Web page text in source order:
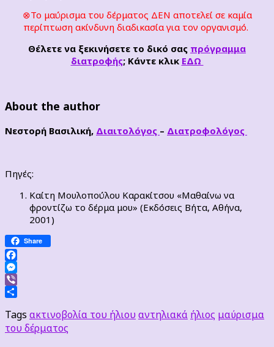
⊗Το μαύρισμα του δέρματος ΔΕΝ αποτελεί σε καμία
περίπτωση ακίνδυνη διαδικασία για τον οργανισμό.
Θέλετε να ξεκινήσετε το δικό σας πρόγραμμα
διατροφής; Κάντε κλικ ΕΔΩ
About the author
Νεστορή Βασιλική, Διαιτολόγος – Διατροφολόγος
Πηγές:
Καίτη Μουλοπούλου Καρακίτσου «Μαθαίνω να
φροντίζω το δέρμα μου» (Εκδόσεις Βήτα, Αθήνα,
2001)
Share
Facebook
Messenger
Viber
Tags ακτινοβολία του ήλιου αντηλιακά ήλιος μαύρισμα
του δέρματος